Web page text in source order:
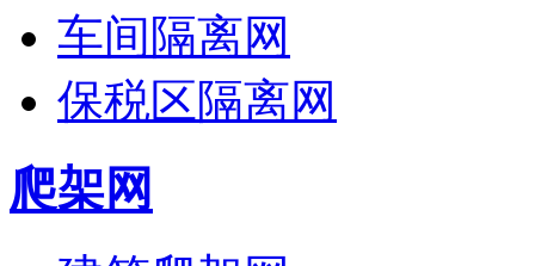
车间隔离网
保税区隔离网
爬架网